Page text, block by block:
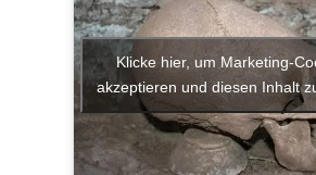
Klicke hier, um Marketing-
akzeptieren und diesen Inhalt